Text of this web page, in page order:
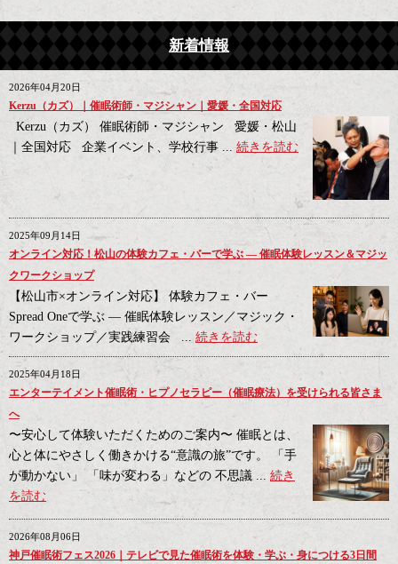
新着情報
2026年04月20日
Kerzu（カズ）｜催眠術師・マジシャン｜愛媛・全国対応
Kerzu（カズ） 催眠術師・マジシャン 愛媛・松山
｜全国対応 企業イベント、学校行事 ... 続きを読む
2025年09月14日
オンライン対応！松山の体験カフェ・バーで学ぶ ― 催眠体験レッスン＆マジッ
クワークショップ
【松山市×オンライン対応】 体験カフェ・バー
Spread Oneで学ぶ ― 催眠体験レッスン／マジック・
ワークショップ／実践練習会 ... 続きを読む
2025年04月18日
エンターテイメント催眠術・ヒプノセラピー（催眠療法）を受けられる皆さま
へ
〜安心して体験いただくためのご案内〜 催眠とは、
心と体にやさしく働きかける“意識の旅”です。 「手
が動かない」 「味が変わる」などの 不思議 ... 続き
を読む
2026年08月06日
神戸催眠術フェス2026｜テレビで見た催眠術を体験・学ぶ・身につける3日間